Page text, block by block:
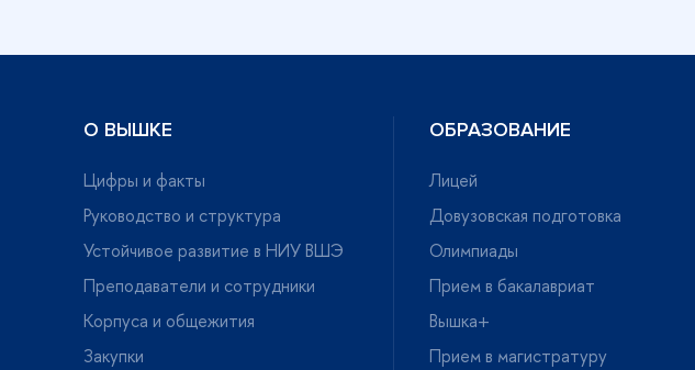
О ВЫШКЕ
Цифры и факты
Руководство и структура
Устойчивое развитие в НИУ ВШЭ
Преподаватели и сотрудники
Корпуса и общежития
Закупки
ОБРАЗОВАНИЕ
Лицей
Довузовская подготовка
Олимпиады
Прием в бакалавриат
ышка+
Прием в магистратуру